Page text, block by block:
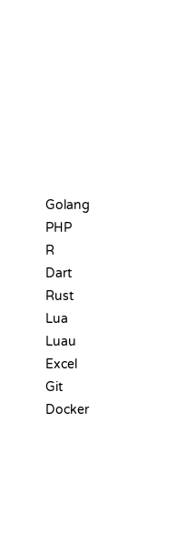
Golang
PHP
R
Dart
Rust
Lua
Luau
Excel
Git
Docker